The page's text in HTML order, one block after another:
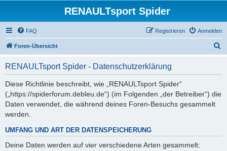
RENAULTsport Spider
FAQ Anmelden
Registrieren
Foren-Übersicht
RENAULTsport Spider - Datenschutzerklärung
Diese Richtlinie beschreibt, wie „RENAULTsport Spider“
(„https://spiderforum.debleu.de“) (im Folgenden „der Betreiber“) die
Daten verwendet, die während deines Foren-Besuchs gesammelt
werden.
UMFANG UND ART DER DATENSPEICHERUNG
Deine Daten werden auf vier verschiedene Arten gesammelt: